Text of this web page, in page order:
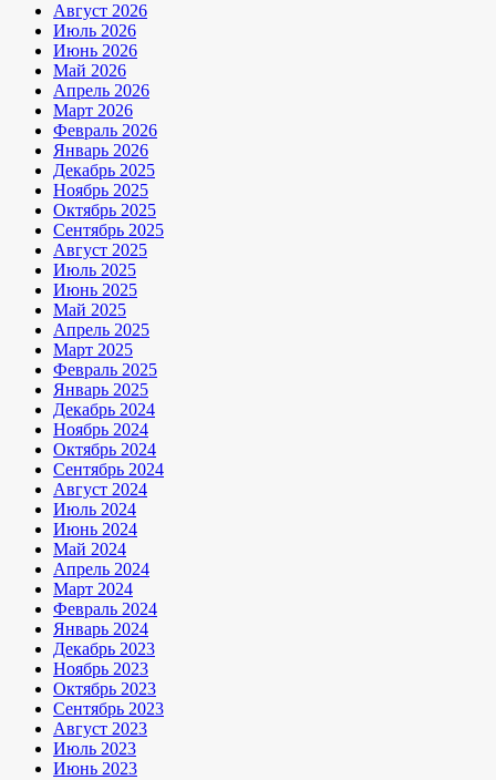
Август 2026
Июль 2026
Июнь 2026
Май 2026
Апрель 2026
Март 2026
Февраль 2026
Январь 2026
Декабрь 2025
Ноябрь 2025
Октябрь 2025
Сентябрь 2025
Август 2025
Июль 2025
Июнь 2025
Май 2025
Апрель 2025
Март 2025
Февраль 2025
Январь 2025
Декабрь 2024
Ноябрь 2024
Октябрь 2024
Сентябрь 2024
Август 2024
Июль 2024
Июнь 2024
Май 2024
Апрель 2024
Март 2024
Февраль 2024
Январь 2024
Декабрь 2023
Ноябрь 2023
Октябрь 2023
Сентябрь 2023
Август 2023
Июль 2023
Июнь 2023